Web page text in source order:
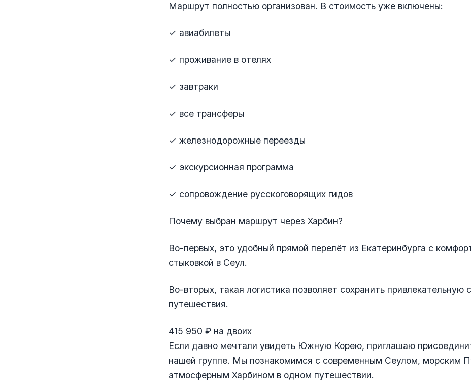
Маршрут полностью организован. В стоимость уже включены:
✓ авиабилеты
✓ проживание в отелях
✓ завтраки
✓ все трансферы
✓ железнодорожные переезды
✓ экскурсионная программа
✓ сопровождение русскоговорящих гидов
Почему выбран маршрут через Харбин?
Во-первых, это удобный прямой перелёт из Екатеринбурга с
стыковкой в Сеул.
Во-вторых, такая логистика позволяет сохранить привлекательную
путешествия.
415 950 ₽ на двоих
Если давно мечтали увидеть Южную Корею, приглашаю
нашей группе. Мы познакомимся с современным Сеулом, морским
атмосферным Харбином в одном путешествии.